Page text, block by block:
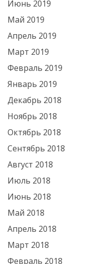
Июнь 2019
Май 2019
Апрель 2019
Март 2019
Февраль 2019
Январь 2019
Декабрь 2018
Ноябрь 2018
Октябрь 2018
Сентябрь 2018
Август 2018
Июль 2018
Июнь 2018
Май 2018
Апрель 2018
Март 2018
Февраль 2018